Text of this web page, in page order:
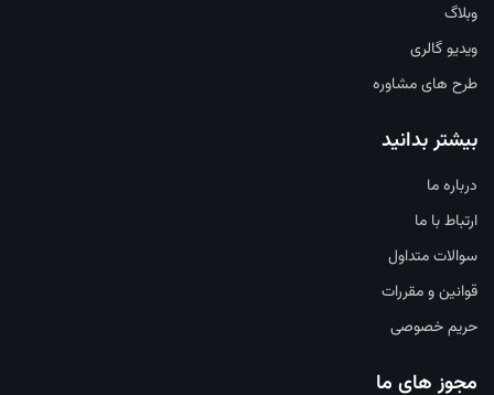
وبلاگ
ویدیو گالری
طرح های مشاوره
بیشتر بدانید
درباره ما
ارتباط با ما
سوالات متداول
قوانین و مقررات
حریم خصوصی
مجوز های ما